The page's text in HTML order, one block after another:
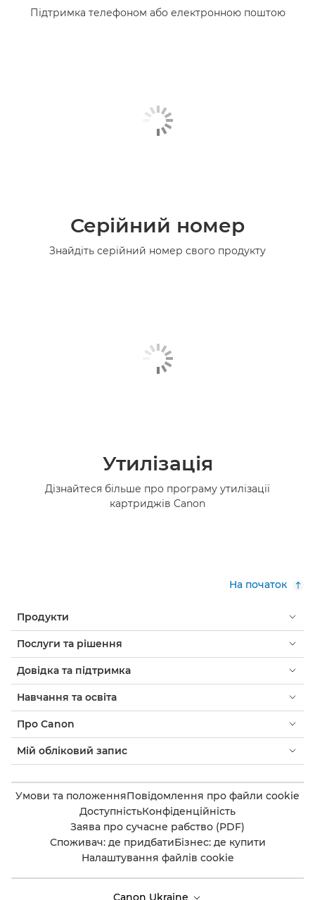
Підтримка телефоном або електронною поштою
Серійний номер
Знайдіть серійний номер свого продукту
Утилізація
Дізнайтеся більше про програму утилізації
картриджів Canon
На початок
Продукти
Послуги та рішення
Довідка та підтримка
Навчання та освіта
Про Canon
Мій обліковий запис
Умови та положенняПовідомлення про файли cookie
ДоступністьКонфіденційність
Заява про сучасне рабство (PDF)
Споживач: де придбатиБізнес: де купити
Налаштування файлів cookie
Canon Ukraine